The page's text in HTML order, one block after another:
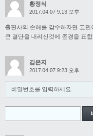
황정식
2017.04.07 9:13 오후
출판사의 손해를 감수하자면 고민
큰 결단을 내리신것에 존경을 표
김은지
2017.04.07 9:23 오후
비밀번호를 입력하세요.